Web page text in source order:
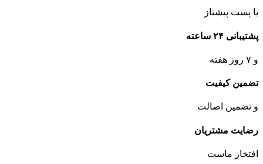
با پست پیشتاز
پشتیبانی ۲۴ ساعته
و ۷ روز هفته
تضمین کیفیت
و تضمین اصالت
رضایت مشتریان
افتخار ماست